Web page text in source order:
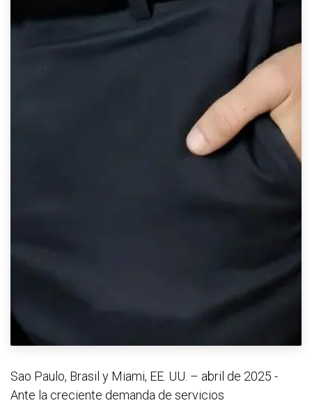
Sao Paulo, Brasil y Miami, EE. UU. – abril de 2025 -
Ante la creciente demanda de servicios